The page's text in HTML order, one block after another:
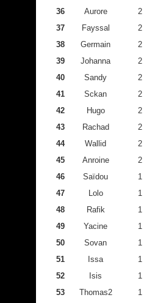
36
Aurore
37
Fayssal
38
Germain
39
Johanna
40
Sandy
41
Sckan
42
Hugo
43
Rachad
44
Wallid
45
Anroine
46
Saïdou
47
Lolo
48
Rafik
49
Yacine
50
Sovan
51
Issa
52
Isis
53
Thomas2